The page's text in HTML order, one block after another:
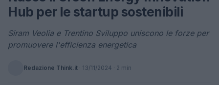
Hub per le startup sostenibili
Siram Veolia e Trentino Sviluppo uniscono le forze per
promuovere l'efficienza energetica
Redazione Think.it · 13/11/2024 · 2 min